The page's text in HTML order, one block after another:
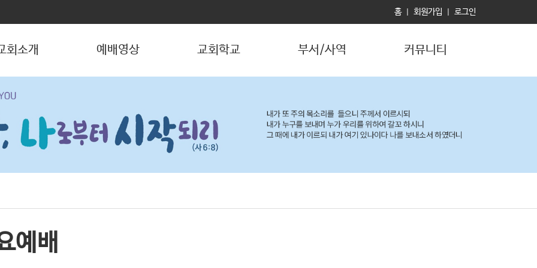
홈 회원가입 로그인
회소개 예배영상 교회학교 부서/사역 커뮤니티
예배